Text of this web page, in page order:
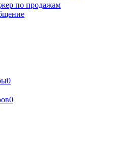
по продажам
0
0